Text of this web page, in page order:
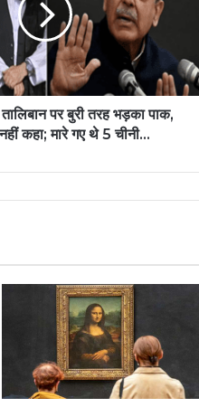
पर बुरी तरह भड़का पाक,
कहा; मारे गए थे 5 चीनी…